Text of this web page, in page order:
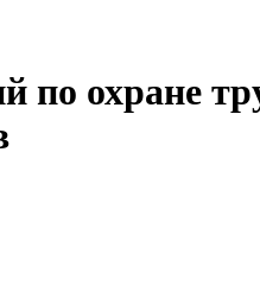
по охране